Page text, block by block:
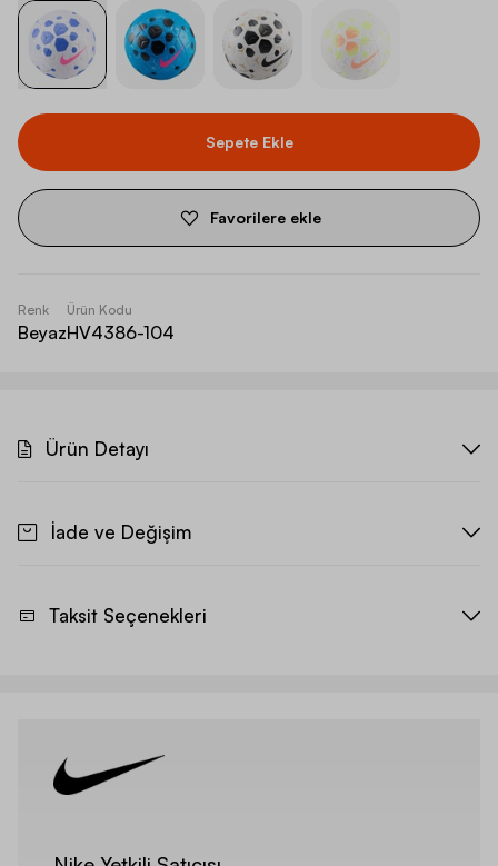
Sepete Ekle
Favorilere ekle
Renk
Beyaz
Ürün Kodu
HV4386-104
Ürün Detayı
İade ve Değişim
Taksit Seçenekleri